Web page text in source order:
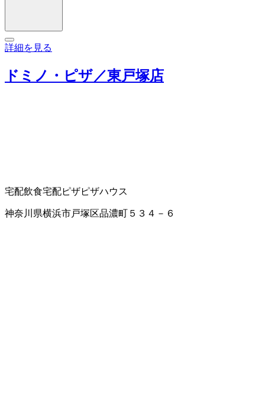
詳細を見る
ドミノ・ピザ／東戸塚店
宅配飲食宅配ピザピザハウス
神奈川県横浜市戸塚区品濃町５３４－６